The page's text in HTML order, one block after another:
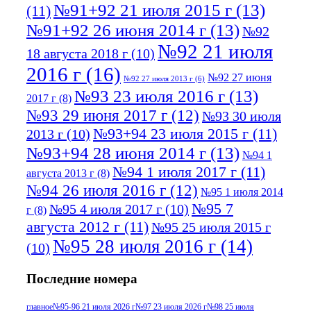
(11)№91+92 21 июля 2015 г (13)
№91+92 26 июня 2014 г (13)№92
18 августа 2018 г (10) №92 21 июля
2016 г (16) №92 27 июля 2013 г (6) №92 27 июня
2017 г (8) №93 23 июля 2016 г (13)
№93 29 июня 2017 г (12) №93 30 июля
2013 г (10) №93+94 23 июля 2015 г (11)
№93+94 28 июня 2014 г (13) №94 1
августа 2013 г (8) №94 1 июля 2017 г (11)
№94 26 июля 2016 г (12) №95 1 июля 2014
г (8) №95 4 июля 2017 г (10) №95 7
августа 2012 г (11)№95 25 июля 2015 г
(10) №95 28 июля 2016 г (14)
июля 2017 г(11)№96 9 августа 2012
г(13) №96 28 июля 2015 г(9) №96+97 3
Последние номера
главное№95-96 21 июля 2026 г№97 23 июля 2026 г№98 25 июля